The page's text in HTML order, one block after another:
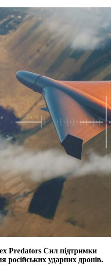
Predators Сил підтримки
ударних дронів.